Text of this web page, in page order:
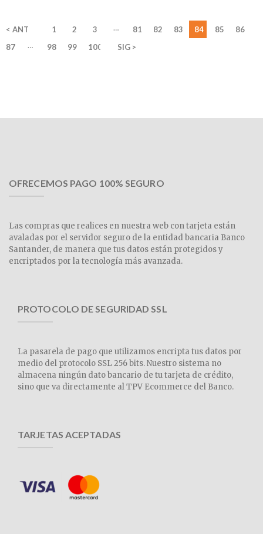
< ANT 1 2 3 … 81 82 83 84 85
86
87
… 98 99 100 SIG >
OFRECEMOS PAGO 100% SEGURO
Las compras que realices en nuestra web con tarjeta están
avaladas por el servidor seguro de la entidad bancaria Banco
Santander, de manera que tus datos están protegidos y
encriptados por la tecnología más avanzada.
PROTOCOLO DE SEGURIDAD SSL
La pasarela de pago que utilizamos encripta tus datos por
medio del protocolo SSL 256 bits. Nuestro sistema no
almacena ningún dato bancario de tu tarjeta de crédito,
sino que va directamente al TPV Ecommerce del Banco.
TARJETAS ACEPTADAS